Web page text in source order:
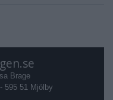
Brage
595 51 Mjölby